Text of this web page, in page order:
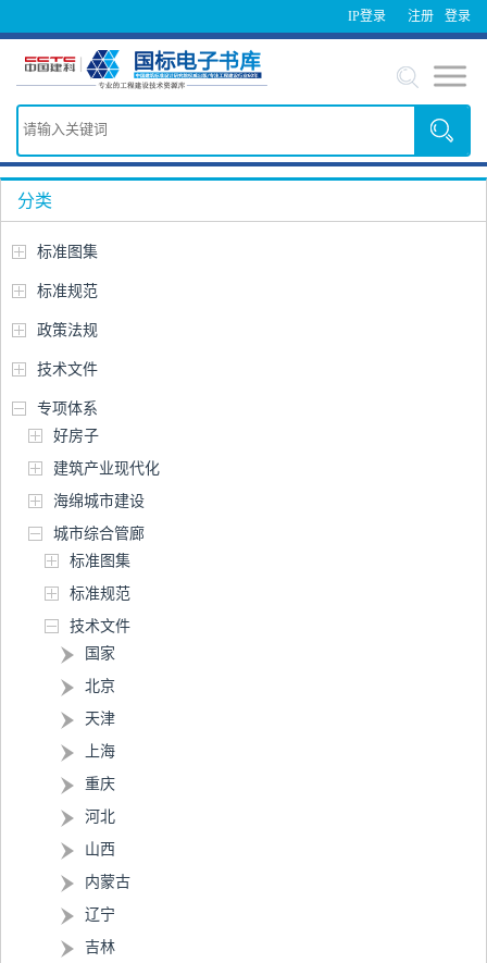
IP登录 登录
注册
分类
标准图集
标准规范
政策法规
技术文件
专项体系
好房子
建筑产业现代化
海绵城市建设
城市综合管廊
标准图集
标准规范
技术文件
国家
北京
天津
上海
重庆
河北
山西
内蒙古
辽宁
吉林